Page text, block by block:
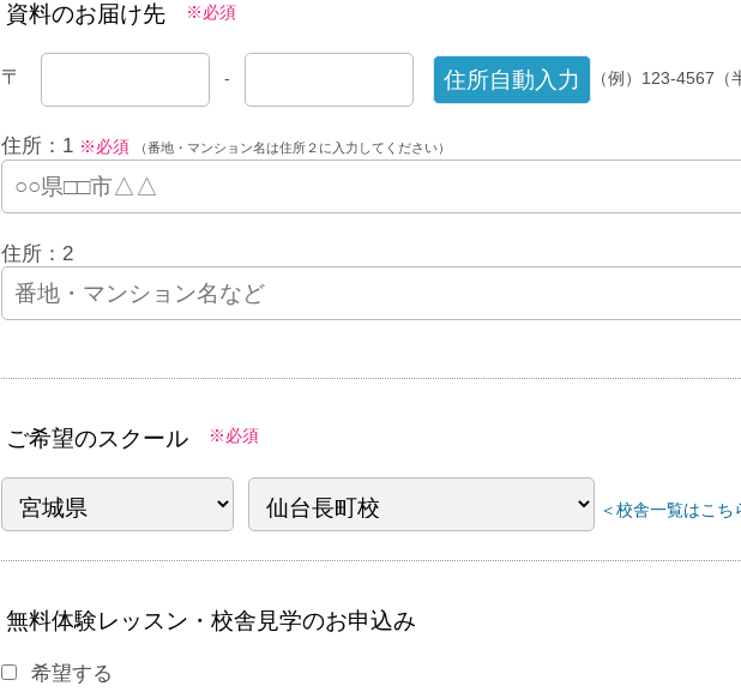
資料のお届け先 ※必須
〒 - （例）123-4567（
住所：1 ※必須 （番地・マンション名は住所２に入力してください）
住所：2
ご希望のスクール ※必須
＜校舎一覧はこち
無料体験レッスン・校舎見学のお申込み
希望する